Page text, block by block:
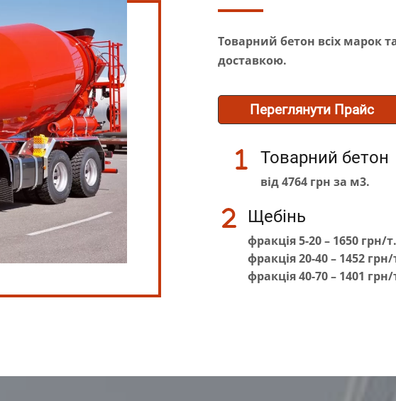
Товарний бетон всіх марок
доставкою.
Переглянути Прайс
Товарний бетон
від 4764 грн за м3.
Щебінь
фракція 5-20 – 1650 грн/т.
фракція 20-40 – 1452 грн/
фракція 40-70 – 1401 грн/